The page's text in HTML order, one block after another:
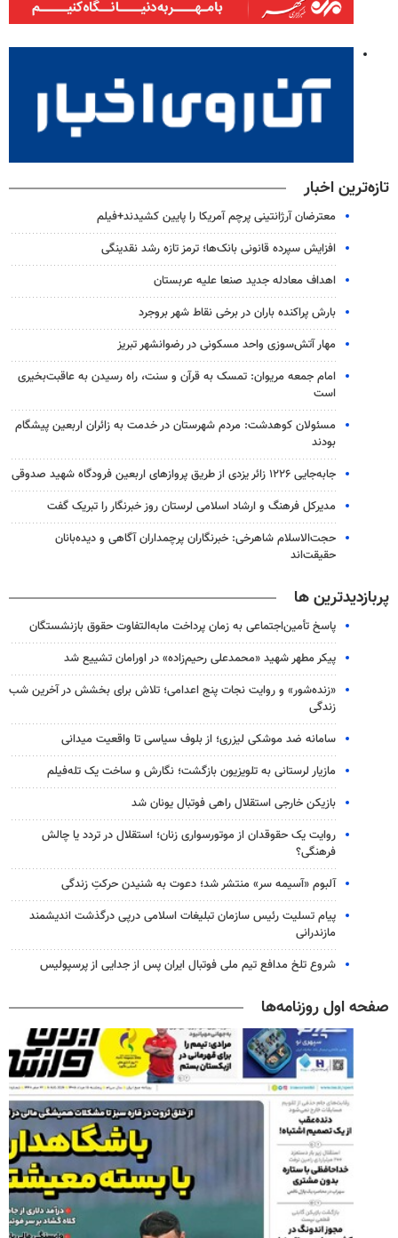
تازه‌ترین اخبار
معترضان آرژانتینی پرچم آمریکا را پایین کشیدند+فیلم
افزایش سپرده قانونی بانک‌ها؛ ترمز تازه رشد نقدینگی
اهداف معادله جدید صنعا علیه عربستان
بارش پراکنده باران در برخی نقاط شهر بروجرد
مهار آتش‌سوزی واحد مسکونی در رضوانشهر تبریز
امام جمعه مریوان: تمسک به قرآن و سنت، راه رسیدن به عاقبت‌بخیری
است
مسئولان کوهدشت: مردم شهرستان در خدمت به زائران اربعین پیشگام
بودند
جابه‌جایی ۱۲۲۶ زائر یزدی از طریق پروازهای اربعین فرودگاه شهید صدوقی
مدیرکل فرهنگ و ارشاد اسلامی لرستان روز خبرنگار را تبریک گفت
حجت‌الاسلام شاهرخی: خبرنگاران پرچمداران آگاهی و دیده‌بانان
حقیقت‌اند
پربازدیدترین ها
پاسخ تأمین‌اجتماعی به زمان پرداخت مابه‌التفاوت حقوق بازنشستگان
پیکر مطهر شهید «محمدعلی رحیم‌زاده» در اورامان تشییع شد
«زنده‌شور» و روایت نجات پنج اعدامی؛ تلاش برای بخشش در آخرین شب
زندگی
سامانه ضد موشکی لیزری؛ از بلوف سیاسی تا واقعیت میدانی
مازیار لرستانی به تلویزیون بازگشت؛ نگارش و ساخت یک تله‌فیلم
بازیکن خارجی استقلال راهی فوتبال یونان شد
روایت یک حقوقدان از موتورسواری زنان؛ استقلال در تردد یا چالش
فرهنگی؟
آلبوم «آسیمه سر» منتشر شد؛ دعوت به شنیدن حرکتِ زندگی
پیام تسلیت رئیس سازمان تبلیغات اسلامی درپی درگذشت اندیشمند
مازندرانی
شروع تلخ مدافع تیم ملی فوتبال ایران پس از جدایی از پرسپولیس
صفحه اول روزنامه‌ها